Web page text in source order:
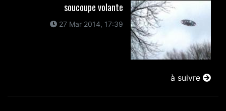
soucoupe volante
27 Mar 2014, 17:39
à suivre